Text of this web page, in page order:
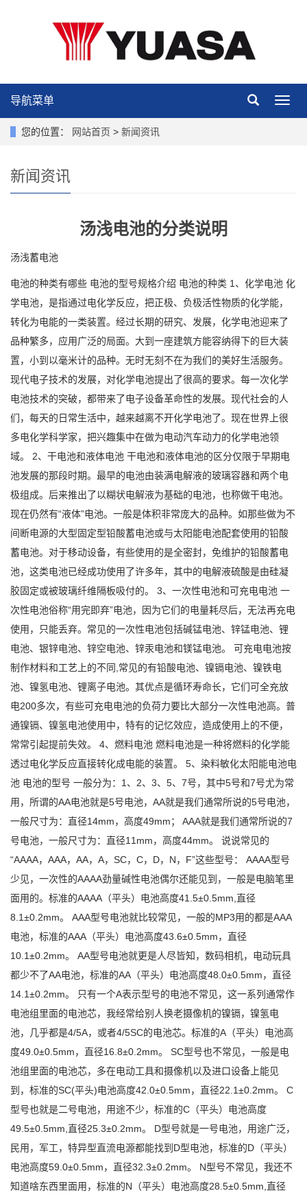
导
导航菜单
您的位置： 网站首页 > 新闻资讯
新闻资讯
汤浅电池的分类说明
汤浅蓄电池
电池的种类有哪些 电池的型号规格介绍 电池的种类 1、化学电池 化
学电池，是指通过电化学反应，把正极、负极活性物质的化学能，
转化为电能的一类装置。经过长期的研究、发展，化学电池迎来了
品种繁多，应用广泛的局面。大到一座建筑方能容纳得下的巨大装
置，小到以毫米计的品种。无时无刻不在为我们的美好生活服务。
现代电子技术的发展，对化学电池提出了很高的要求。每一次化学
电池技术的突破，都带来了电子设备革命性的发展。现代社会的人
们，每天的日常生活中，越来越离不开化学电池了。现在世界上很
多电化学科学家，把兴趣集中在做为电动汽车动力的化学电池领
域。 2、干电池和液体电池 干电池和液体电池的区分仅限于早期电
池发展的那段时期。最早的电池由装满电解液的玻璃容器和两个电
极组成。后来推出了以糊状电解液为基础的电池，也称做干电池。
现在仍然有“液体”电池。一般是体积非常庞大的品种。如那些做为不
间断电源的大型固定型铅酸蓄电池或与太阳能电池配套使用的铅酸
蓄电池。对于移动设备，有些使用的是全密封，免维护的铅酸蓄电
池，这类电池已经成功使用了许多年，其中的电解液硫酸是由硅凝
胶固定或被玻璃纤维隔板吸付的。 3、一次性电池和可充电电池 一
次性电池俗称“用完即弃”电池，因为它们的电量耗尽后，无法再充电
使用，只能丢弃。常见的一次性电池包括碱锰电池、锌锰电池、锂
电池、银锌电池、锌空电池、锌汞电池和镁锰电池。 可充电电池按
制作材料和工艺上的不同,常见的有铅酸电池、镍镉电池、镍铁电
池、镍氢电池、锂离子电池。其优点是循环寿命长，它们可全充放
电200多次，有些可充电电池的负荷力要比大部分一次性电池高。普
通镍镉、镍氢电池使用中，特有的记忆效应，造成使用上的不便，
常常引起提前失效。 4、燃料电池 燃料电池是一种将燃料的化学能
透过电化学反应直接转化成电能的装置。 5、染料敏化太阳能电池电
池 电池的型号 一般分为：1、2、3、5、7号，其中5号和7号尤为常
用，所谓的AA电池就是5号电池，AA就是我们通常所说的5号电池，
一般尺寸为：直径14mm，高度49mm； AAA就是我们通常所说的7
号电池，一般尺寸为：直径11mm，高度44mm。 说说常见的
“AAAA，AAA，AA，A，SC，C，D，N，F”这些型号： AAAA型号
少见，一次性的AAAA劲量碱性电池偶尔还能见到，一般是电脑笔里
面用的。标准的AAAA（平头）电池高度41.5±0.5mm,直径
8.1±0.2mm。 AAA型号电池就比较常见，一般的MP3用的都是AAA
电池，标准的AAA（平头）电池高度43.6±0.5mm，直径
10.1±0.2mm。 AA型号电池就更是人尽皆知，数码相机，电动玩具
都少不了AA电池，标准的AA（平头）电池高度48.0±0.5mm，直径
14.1±0.2mm。 只有一个A表示型号的电池不常见，这一系列通常作
电池组里面的电池芯，我经常给别人换老摄像机的镍镉，镍氢电
池，几乎都是4/5A，或者4/5SC的电池芯。标准的A（平头）电池高
度49.0±0.5mm，直径16.8±0.2mm。 SC型号也不常见，一般是电
池组里面的电池芯，多在电动工具和摄像机以及进口设备上能见
到，标准的SC(平头)电池高度42.0±0.5mm，直径22.1±0.2mm。 C
型号也就是二号电池，用途不少，标准的C（平头）电池高度
49.5±0.5mm,直径25.3±0.2mm。 D型号就是一号电池，用途广泛，
民用，军工，特异型直流电源都能找到D型电池，标准的D（平头）
电池高度59.0±0.5mm，直径32.3±0.2mm。 N型号不常见，我还不
知道啥东西里面用，标准的N（平头）电池高度28.5±0.5mm,直径